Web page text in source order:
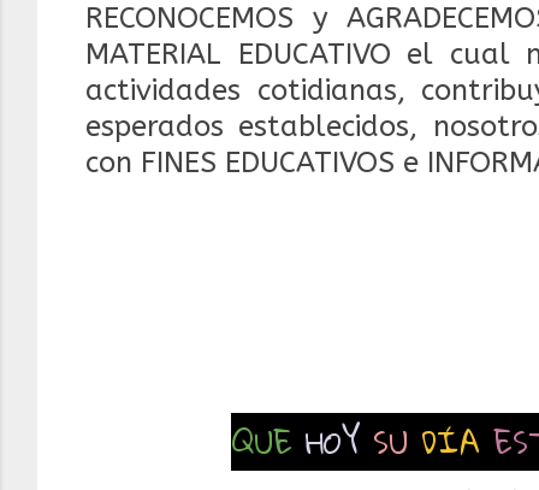
RECONOCEMOS y
MATERIAL EDUCATIVO el
actividades cotidianas,
esperados establecidos,
con FINES EDUCATIVOS e
QUE HOY SU DÍA